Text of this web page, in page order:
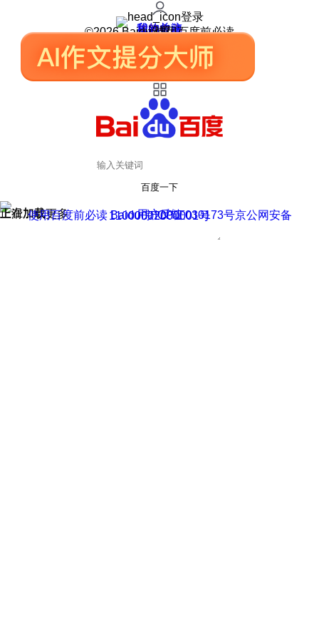
登录
我的关注
我的收藏
皮肤中心
用户反馈
设置
©2026 Baidu 使用百度前必读
百度一下
正在加载
上滑加载更多 用户反馈
使用百度前必读 Baidu 京ICP证030173号
京公网安备11000002000001号